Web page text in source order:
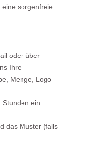
sorgenfreie
oder über
Ihre
Menge, Logo
Stunden ein
das Muster (falls